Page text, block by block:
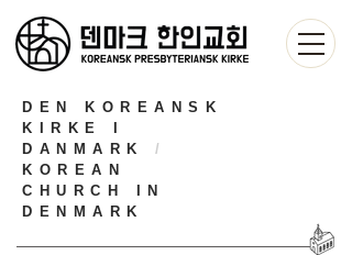
DEN KOREANSK
KIRKE I
DANMARK /
KOREAN
CHURCH IN
DENMARK